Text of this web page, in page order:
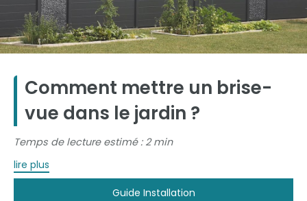
Comment mettre un brise-
vue dans le jardin ?
Temps de lecture estimé : 2 min
lire plus
Guide Installation